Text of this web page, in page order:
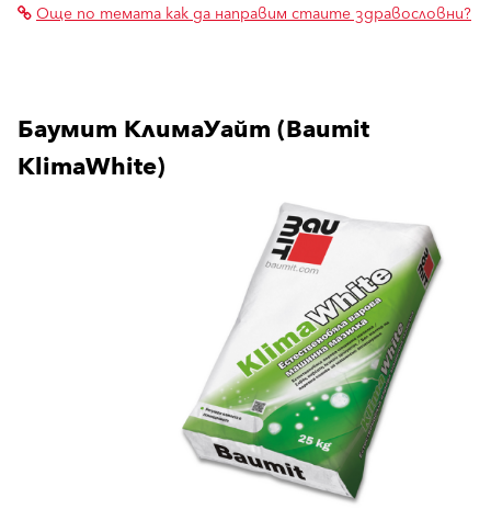
Още по темата как да направим стаите здравословни?
Баумит КлимаУайт (Baumit
KlimaWhite)